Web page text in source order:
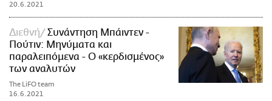
20.6.2021
Διεθνή
Συνάντηση Μπάιντεν -
Πούτιν: Μηνύματα και
παραλειπόμενα - Ο «κερδισμένος»
των αναλυτών
The LiFO team
16.6.2021